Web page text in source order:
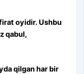
oyidir. Ushbu
qabul,
qilgan har bir